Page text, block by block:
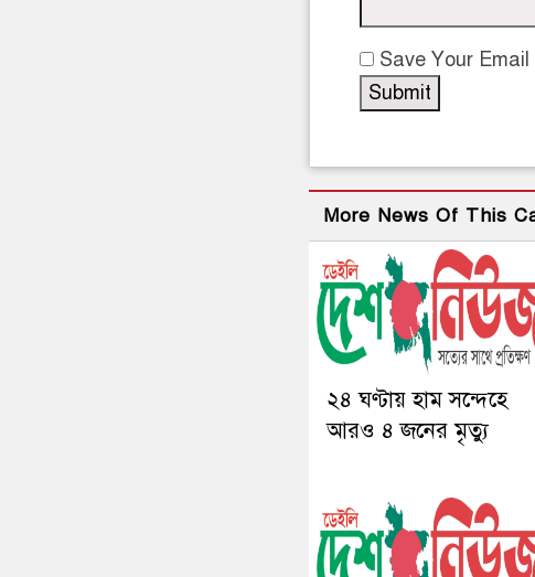
Save Your
More News Of This
২৪ ঘণ্টায় হাম সন্দেহে
আরও ৪ জনের মৃত্যু